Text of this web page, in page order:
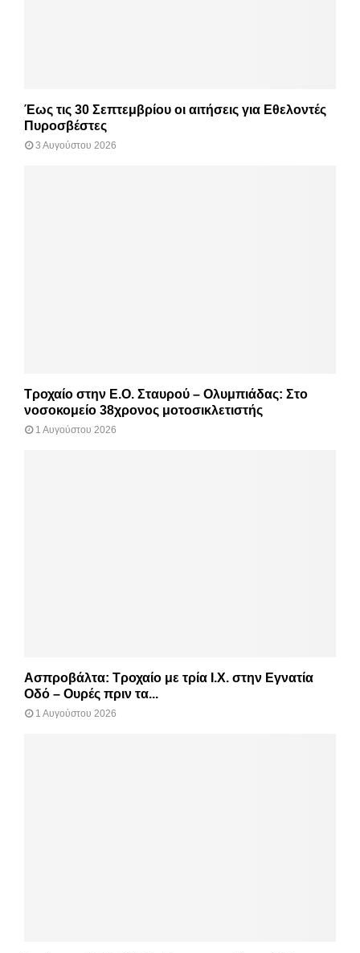
Έως τις 30 Σεπτεμβρίου οι αιτήσεις για Εθελοντές
Πυροσβέστες
3 Αυγούστου 2026
Τροχαίο στην Ε.Ο. Σταυρού – Ολυμπιάδας: Στο
νοσοκομείο 38χρονος μοτοσικλετιστής
1 Αυγούστου 2026
Ασπροβάλτα: Τροχαίο με τρία Ι.Χ. στην Εγνατία
Οδό – Ουρές πριν τα...
1 Αυγούστου 2026